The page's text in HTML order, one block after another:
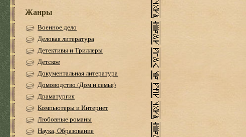
Жанры
Военное дело
Деловая литература
Детективы и Триллеры
Детское
Документальная литература
Домоводство (Дом и семья)
Драматургия
Компьютеры и Интернет
Любовные романы
Наука, Образование